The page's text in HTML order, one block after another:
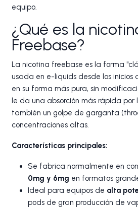
equipo.
¿Qué es la
Freebase?
La nicotina freebase es la forma
usada en e-liquids desde los inicios
en su forma más pura, sin
le da una absorción más rápida por
también un golpe de garganta
concentraciones altas.
Características principales:
Se fabrica normalmente en
0mg y 6mg en formatos
Ideal para equipos de alta
pods de gran producción de